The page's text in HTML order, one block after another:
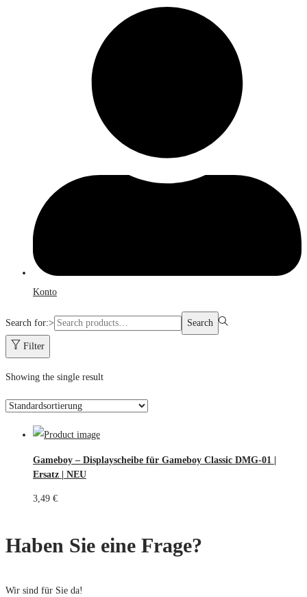
Konto
Search for:> Search
Filter
Showing the single result
Gameboy – Displayscheibe für Gameboy Classic DMG-01 |
Ersatz | NEU
3,49 €
Haben Sie eine Frage?
Wir sind für Sie da!